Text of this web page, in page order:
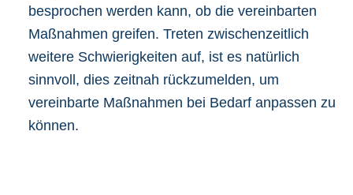
besprochen werden kann, ob die vereinbarten
Maßnahmen greifen. Treten zwischenzeitlich
weitere Schwierigkeiten auf, ist es natürlich
sinnvoll, dies zeitnah rückzumelden, um
vereinbarte Maßnahmen bei Bedarf anpassen zu
können.